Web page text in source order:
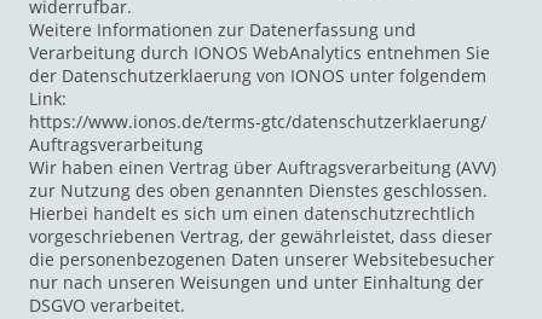
widerrufbar.
Weitere Informationen zur Datenerfassung und
Verarbeitung durch IONOS WebAnalytics entnehmen Sie
der Datenschutzerklaerung von IONOS unter folgendem
Link:
https://www.ionos.de/terms-gtc/datenschutzerklaerung/
Auftragsverarbeitung
Wir haben einen Vertrag über Auftragsverarbeitung (AVV)
zur Nutzung des oben genannten Dienstes geschlossen.
Hierbei handelt es sich um einen datenschutzrechtlich
vorgeschriebenen Vertrag, der gewährleistet, dass dieser
die personenbezogenen Daten unserer Websitebesucher
nur nach unseren Weisungen und unter Einhaltung der
DSGVO verarbeitet.